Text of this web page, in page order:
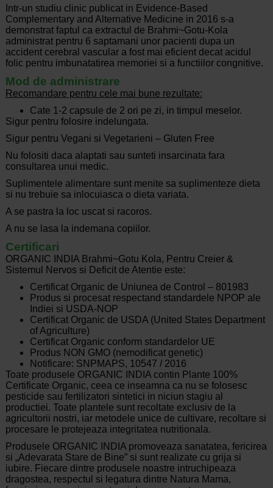
Intr-un studiu clinic publicat in Evidence-Based
Complementary and Alternative Medicine in 2016 s-a
demonstrat faptul ca extractul de Brahmi~Gotu-Kola
administrat pentru 6 saptamani unor pacienti dupa un
accident cerebral vascular a fost mai eficient decat acidul
folic pentru imbunatatirea memoriei si a functiilor congnitive.
Mod de administrare
Recomandare pentru cele mai bune rezultate:
Cate 1-2 capsule de 2 ori pe zi, in timpul meselor.
Sigur pentru folosire indelungata.
Sigur pentru Vegani si Vegetarieni – Gluten Free
Nu folositi daca alaptati sau sunteti insarcinata fara
consultarea unui medic.
Suplimentele alimentare sunt menite sa suplimenteze dieta
si nu trebuie sa inlocuiasca o dieta variata.
A se pastra la loc uscat si racoros.
A nu se lasa la indemana copiilor.
Certificari
ORGANIC INDIA Brahmi~Gotu Kola, Pentru Creier &
Sistemul Nervos si Deficit de Atentie este:
Certificat Organic de Uniunea de Control – 801983
Produs si procesat respectand standardele NPOP ale
Indiei si USDA-NOP
Certificat Organic de USDA (United States Department
of Agriculture)
Certificat Organic conform standardelor UE
Produs NON GMO (nemodificat genetic)
Notificare: SNPMAPS, 10547 / 2016
Toate produsele ORGANIC INDIA contin Plante 100%
Certificate Organic, ceea ce inseamna ca nu se folosesc
pesticide sau fertilizatori sintetici in niciun stagiu al
productiei. Toate plantele sunt recoltate exclusiv de la
agricultorii nostri, iar metodele unice de cultivare, recoltare si
procesare le protejeaza integritatea nutritionala.
Produsele ORGANIC INDIA promoveaza sanatatea, fericirea
si „Adevarata Stare de Bine” si sunt realizate cu grija si
iubire. Fiecare dintre produsele noastre intruchipeaza
dragostea, respectul si legatura dintre Natura Mama,